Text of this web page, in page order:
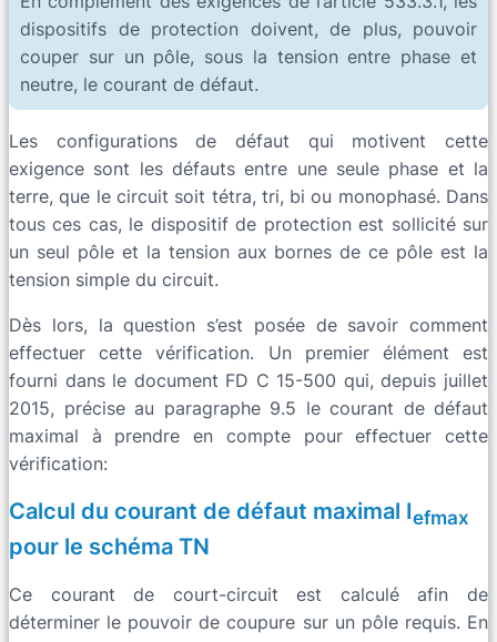
dispositifs de protection doivent, de plus, pouvoir
couper sur un pôle, sous la tension entre phase et
neutre, le courant de défaut.
Les configurations de défaut qui motivent cette
exigence sont les défauts entre une seule phase et la
terre, que le circuit soit tétra, tri, bi ou monophasé. Dans
tous ces cas, le dispositif de protection est sollicité sur
un seul pôle et la tension aux bornes de ce pôle est la
tension simple du circuit.
Dès lors, la question s’est posée de savoir comment
effectuer cette vérification. Un premier élément est
fourni dans le document FD C 15-500 qui, depuis juillet
2015, précise au paragraphe 9.5 le courant de défaut
maximal à prendre en compte pour effectuer cette
vérification:
Calcul du courant de défaut maximal Iefmax
pour le schéma TN
Ce courant de court-circuit est calculé afin de
déterminer le pouvoir de coupure sur un pôle requis. En